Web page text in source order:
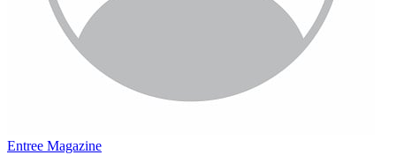
Entree Magazine